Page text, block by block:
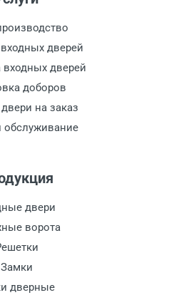
дверей
входных дверей
доборов
на заказ
обслуживание
двери
ворота
Замки
дверные